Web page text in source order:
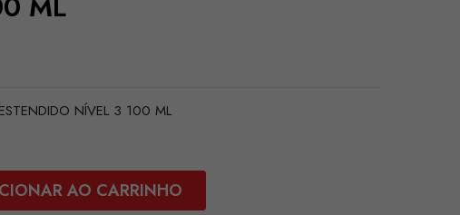
NÍVEL 3 100 ML
AO CARRINHO